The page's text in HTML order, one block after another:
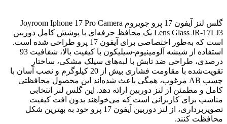
گلس لنز آیفون 17 پرو جویروم Joyroom Iphone 17 Pro Camera
Lens Glass JR-17LJ3 یک محافظ حرفه‌ای با پوشش کامل دوربین
است که به‌طور اختصاصی برای آیفون 17 پرو طراحی شده است.
استفاده از شیشه آلومینیوم-سیلیکون با کیفیت بالا، شفافیت 93
درصدی، طراحی ضد تابش با لبه‌های سیلک مشکی، ساختار
تقویت‌شده با مقاومت فشاری بیش از 20 کیلوگرم و نصب آسان با
چسب AB مرغوب، همگی باعث شده‌اند این محصول محافظتی
کامل و مطمئن از لنز دوربین ارائه دهد. این گلس لنز انتخابی
مناسب برای کاربرانی است که می‌خواهند بدون افت کیفیت
تصویربرداری، از لنز دوربین آیفون 17 پرو خود به بهترین شکل
محافظت کنند.